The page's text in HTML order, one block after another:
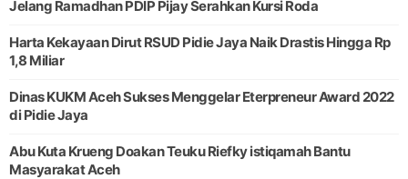
Jelang Ramadhan PDIP Pijay Serahkan Kursi Roda
Harta Kekayaan Dirut RSUD Pidie Jaya Naik Drastis Hingga Rp
1,8 Miliar
Dinas KUKM Aceh Sukses Menggelar Eterpreneur Award 2022
di Pidie Jaya
Abu Kuta Krueng Doakan Teuku Riefky istiqamah Bantu
Masyarakat Aceh